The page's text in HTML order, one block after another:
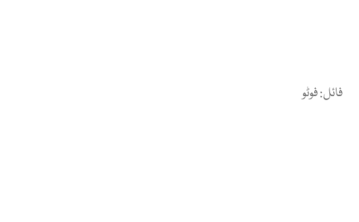
فائل: فوٹو